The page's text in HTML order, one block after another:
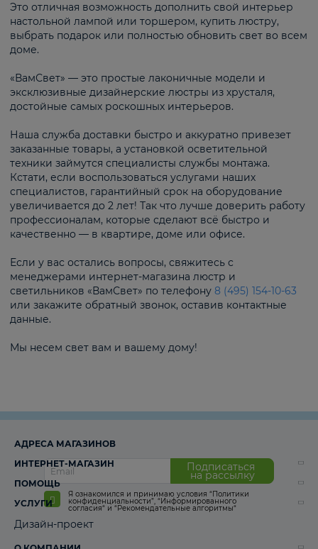
Это отличная возможность дополнить свой интерьер
настольной лампой или торшером, купить люстру,
выбрать подарок или полностью обновить свет во всем
доме.
«ВамСвет» — это простые лаконичные модели и
эксклюзивные дизайнерские люстры из хрусталя,
достойные самых роскошных интерьеров.
Наша служба доставки быстро и аккуратно привезет
заказанные товары, а установкой осветительной
техники займутся специалисты службы монтажа.
Кстати, если воспользоваться услугами наших
специалистов, гарантийный срок на оборудование
увеличивается до 2 лет! Так что лучше доверить работу
профессионалам, которые сделают всё быстро и
качественно — в квартире, доме или офисе.
Если у вас остались вопросы, свяжитесь с
менеджерами интернет-магазина люстр и
светильников «ВамСвет» по телефону 8 (495) 154-10-63
или закажите обратный звонок, оставив контактные
данные.
Мы несем свет вам и вашему дому!
Подписаться
на рассылку
Я ознакомился и принимаю условия “Политики
конфиденциальности”, “Информированного
согласия“ и “Рекомендательные алгоритмы“
АДРЕСА МАГАЗИНОВ
ИНТЕРНЕТ-МАГАЗИН
ПОМОЩЬ
УСЛУГИ
Дизайн-проект